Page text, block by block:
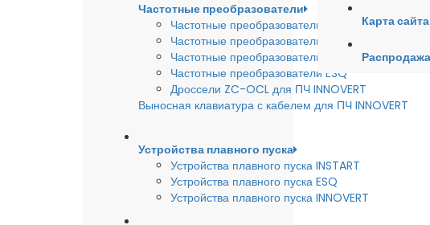
Частотные преобразователи
Частотные преобразователи INSTART
Частотные преобразователи INNOVERT
Частотные преобразователи HYUNDAI
Частотные преобразователи ESQ
Дроссели ZC-OCL для ПЧ INNOVERT
Выносная клавиатура с кабелем для ПЧ INNOVERT
Устройства плавного пуска
Устройства плавного пуска INSTART
Устройства плавного пуска ESQ
Устройства плавного пуска INNOVERT
Карта сайта
Распродажа